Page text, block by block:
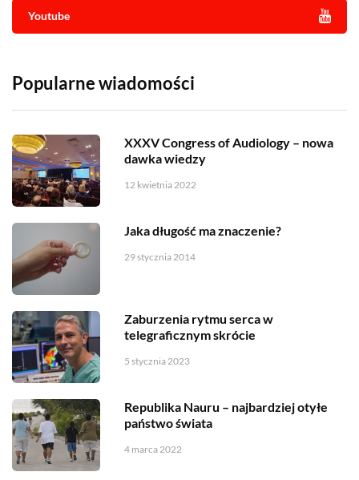
Youtube
Popularne wiadomości
XXXV Congress of Audiology – nowa
dawka wiedzy
12 kwietnia 2022
Jaka długość ma znaczenie?
29 stycznia 2014
Zaburzenia rytmu serca w
telegraficznym skrócie
5 stycznia 2023
Republika Nauru – najbardziej otyłe
państwo świata
4 marca 2022